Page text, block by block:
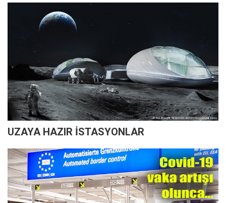
UZAYA HAZIR İSTASYONLAR